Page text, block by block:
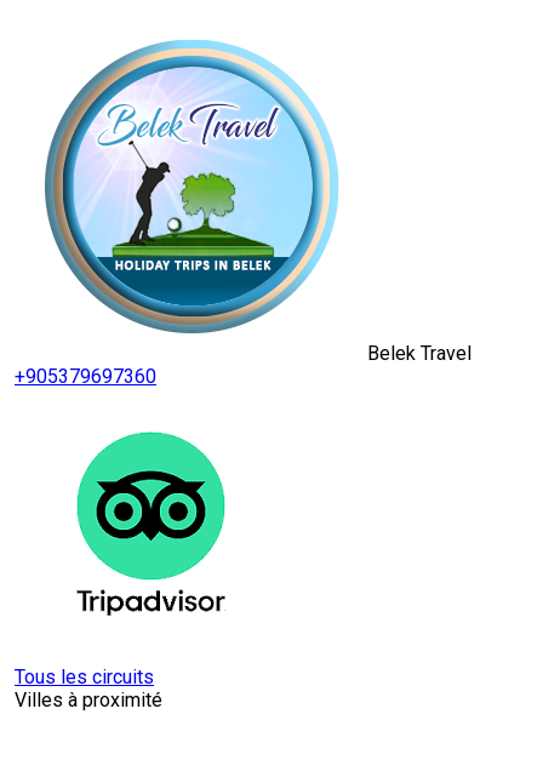
Belek Travel
+905379697360
Tous les circuits
Villes à proximité